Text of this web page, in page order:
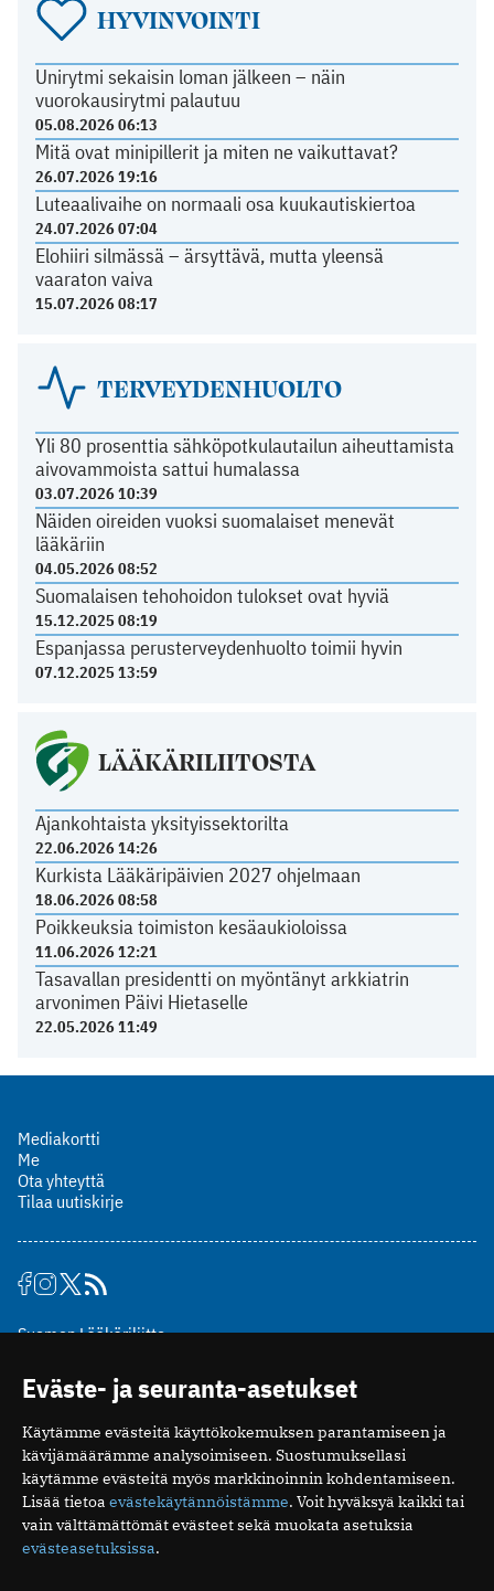
HYVINVOINTI
Unirytmi sekaisin loman jälkeen – näin
vuorokausirytmi palautuu
05.08.2026 06:13
Mitä ovat minipillerit ja miten ne vaikuttavat?
26.07.2026 19:16
Luteaalivaihe on normaali osa kuukautiskiertoa
24.07.2026 07:04
Elohiiri silmässä – ärsyttävä, mutta yleensä
vaaraton vaiva
15.07.2026 08:17
TERVEYDENHUOLTO
Yli 80 prosenttia sähköpotkulautailun aiheuttamista
aivovammoista sattui humalassa
03.07.2026 10:39
Näiden oireiden vuoksi suomalaiset menevät
lääkäriin
04.05.2026 08:52
Suomalaisen tehohoidon tulokset ovat hyviä
15.12.2025 08:19
Espanjassa perusterveydenhuolto toimii hyvin
07.12.2025 13:59
LÄÄKÄRILIITOSTA
Ajankohtaista yksityissektorilta
22.06.2026 14:26
Kurkista Lääkäripäivien 2027 ohjelmaan
18.06.2026 08:58
Poikkeuksia toimiston kesäaukioloissa
11.06.2026 12:21
Tasavallan presidentti on myöntänyt arkkiatrin
arvonimen Päivi Hietaselle
22.05.2026 11:49
Mediakortti
Me
Ota yhteyttä
Tilaa uutiskirje
Suomen Lääkäriliitto
00510 Helsinki
puh. (09) 393 091
toimitus@potilaanlaakarilehti.fi
ISSN 2323-9476
Eväste- ja seuranta-asetukset
Käytämme evästeitä käyttökokemuksen parantamiseen ja
kävijämäärämme analysoimiseen. Suostumuksellasi
käytämme evästeitä myös markkinoinnin kohdentamiseen.
Lisää tietoa evästekäytännöistämme. Voit hyväksyä kaikki tai
vain välttämättömät evästeet sekä muokata asetuksia
evästeasetuksissa.